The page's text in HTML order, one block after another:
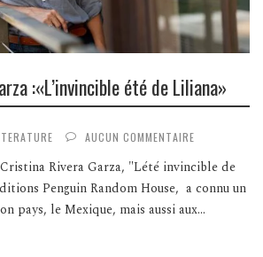
:«L’invincible été de Liliana»
AUCUN COMMENTAIRE
Rivera Garza, "Lété invincible de
Penguin Random House, a connu un
pays, le Mexique, mais aussi aux...